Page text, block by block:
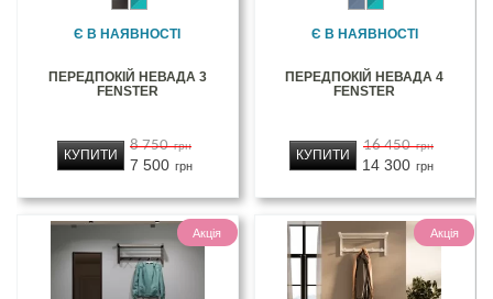
Є В НАЯВНОСТІ
ПЕРЕДПОКІЙ НЕВАДА 3
FENSTER
8 750 грн
7 500 грн
КУПИТИ
Є В НАЯВНОСТІ
ПЕРЕДПОКІЙ НЕВАДА 4
FENSTER
16 450 грн
14 300 грн
КУПИТИ
Акція Акція